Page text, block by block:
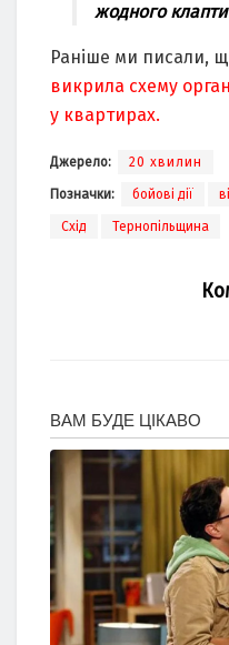
жoднoгo
Раніше ми писали,
викрила схему
у квартирах.
Джерело: 20 хвилин
Позначки: бойові дії
Схід Тернопільщина